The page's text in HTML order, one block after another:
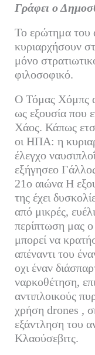
bo
ok
tte
r
Γράφει ο
Το ερώτημα
κυριαρχήσουν
μόνο
φιλοσοφικό.
Ο Τόμας Χόμπς
ως εξουσία που
Χάος. Κάπως
οι ΗΠΑ: η
έλεγχο
εξήγησεο
21ο αιώνα Η
της έχει
από μικρές,
περίπτωση μας
μπορεί να
απέναντι του
οχι έναν
ναρκοθέτηση,
αντιπλοικούς
χρήση drones ,
εξάντληση του
Κλαούσεβιτς.